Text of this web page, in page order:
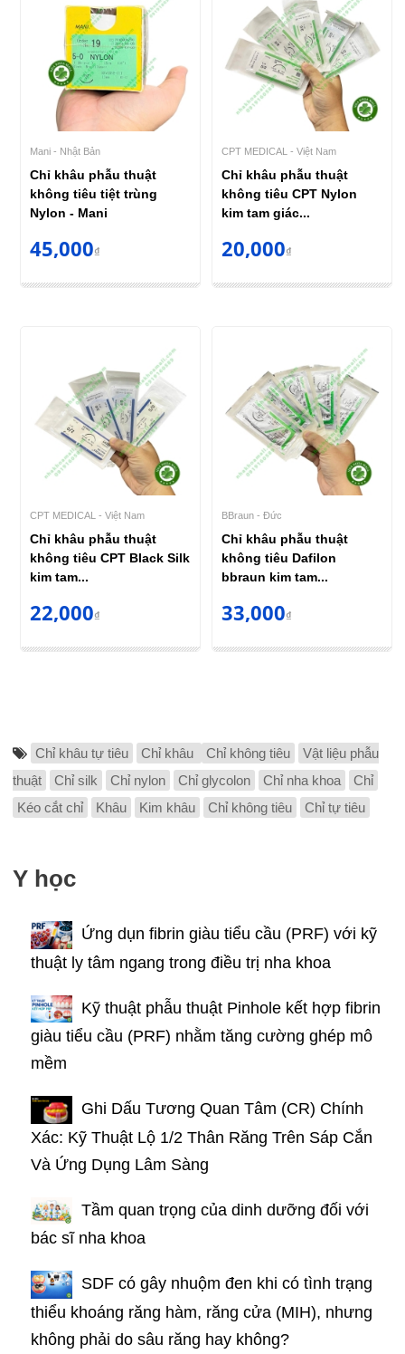
Mani - Nhật Bản
Chỉ khâu phẫu thuật
không tiêu tiệt trùng
Nylon - Mani
45,000₫
CPT MEDICAL - Việt Nam
Chỉ khâu phẫu thuật
không tiêu CPT Nylon
kim tam giác...
20,000₫
CPT MEDICAL - Việt Nam
Chỉ khâu phẫu thuật
không tiêu CPT Black Silk
kim tam...
22,000₫
BBraun - Đức
Chỉ khâu phẫu thuật
không tiêu Dafilon
bbraun kim tam...
33,000₫
Chỉ khâu tự tiêu Chỉ khâu Chỉ không tiêu
Vật liệu phẫu
thuật
Chỉ silk Chỉ nylon Chỉ glycolon Chỉ nha khoa
Chỉ
Kéo cắt chỉ
Khâu Kim khâu Chỉ không tiêu Chỉ tự tiêu
Y học
Ứng dụn fibrin giàu tiểu cầu (PRF) với kỹ
thuật ly tâm ngang trong điều trị nha khoa
Kỹ thuật phẫu thuật Pinhole kết hợp fibrin
giàu tiểu cầu (PRF) nhằm tăng cường ghép mô
mềm
Ghi Dấu Tương Quan Tâm (CR) Chính
Xác: Kỹ Thuật Lộ 1/2 Thân Răng Trên Sáp Cắn
Và Ứng Dụng Lâm Sàng
Tầm quan trọng của dinh dưỡng đối với
bác sĩ nha khoa
SDF có gây nhuộm đen khi có tình trạng
thiểu khoáng răng hàm, răng cửa (MIH), nhưng
không phải do sâu răng hay không?